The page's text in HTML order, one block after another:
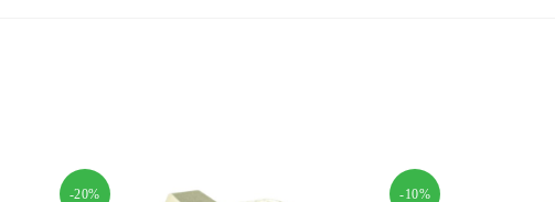
-20% -10%